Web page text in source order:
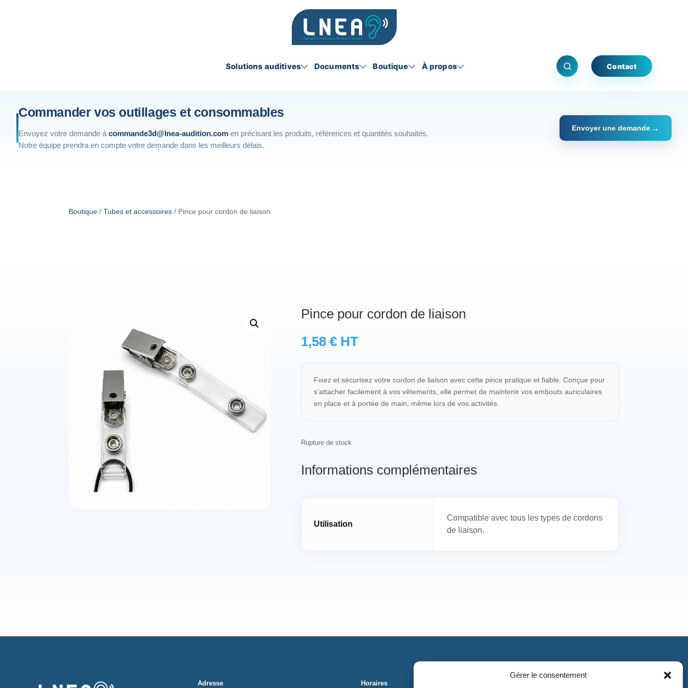
Gérer le consentement
Solutions auditives Documents Boutique À propos Contact
Commander vos outillages et consommables
Envoyez votre demande à commande3d@lnea-audition.com en précisant les produits, références et quantités souhaités.
Notre équipe prendra en compte votre demande dans les meilleurs délais.
Envoyer une demande
Boutique /Tubes et accessoires / Pince pour cordon de liaison
Pince pour cordon de liaison
1,58€ HT
Fixez et sécurisez votre cordon de liaison avec cette pince pratique et fiable. Conçue pour
s’attacher facilement à vos vêtements, elle permet de maintenir vos embouts auriculaires
en place et à portée de main, même lors de vos activités.
Rupture de stock
Informations complémentaires
Utilisation
Compatible avec tous les types de cordons
de liaison.
Adresse Horaires